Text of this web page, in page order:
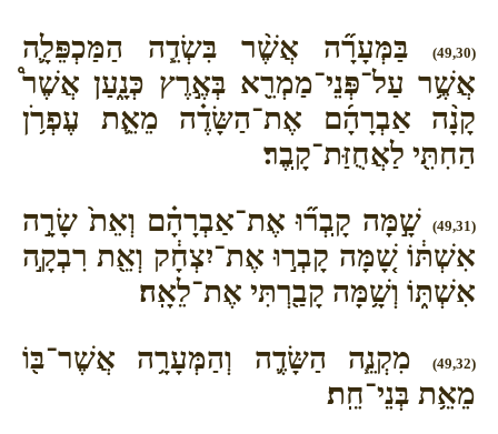
(49,30)
בַּמְּעָרָ֞ה אֲשֶׁ֨ר בִּשְׂדֵ֧ה הַמַּכְפֵּלָ֛ה
אֲשֶׁ֥ר עַל־פְּנֵי־מַמְרֵ֖א בְּאֶ֣רֶץ כְּנָ֑עַן אֲשֶׁר֩
קָנָ֨ה אַבְרָהָ֜ם אֶת־הַשָּׂדֶ֗ה מֵאֵ֛ת עֶפְרֹ֥ן
הַחִתִּ֖י לַאֲחֻזַּת־קָֽבֶר׃
(49,31)
שָׁ֣מָּה קָֽבְר֞וּ אֶת־אַבְרָהָ֗ם וְאֵת֙ שָׂרָ֣ה
אִשְׁתּ֔וֹ שָׁ֚מָּה קָבְר֣וּ אֶת־יִצְחָ֔ק וְאֵ֖ת רִבְקָ֣ה
אִשְׁתּ֑וֹ וְשָׁ֥מָּה קָבַ֖רְתִּי אֶת־לֵאָֽה׃
(49,32)
מִקְנֵ֧ה הַשָּׂדֶ֛ה וְהַמְּעָרָ֥ה אֲשֶׁר־בּ֖וֹ
מֵאֵ֥ת בְּנֵי־חֵֽת׃